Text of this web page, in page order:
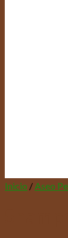
Inicio /Aseo